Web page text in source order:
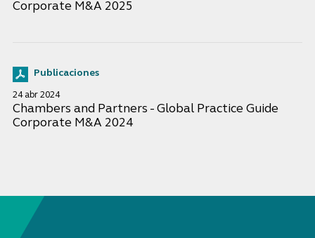
Corporate M&A 2025
Publicaciones
24 abr 2024
Chambers and Partners - Global Practice Guide
Corporate M&A 2024